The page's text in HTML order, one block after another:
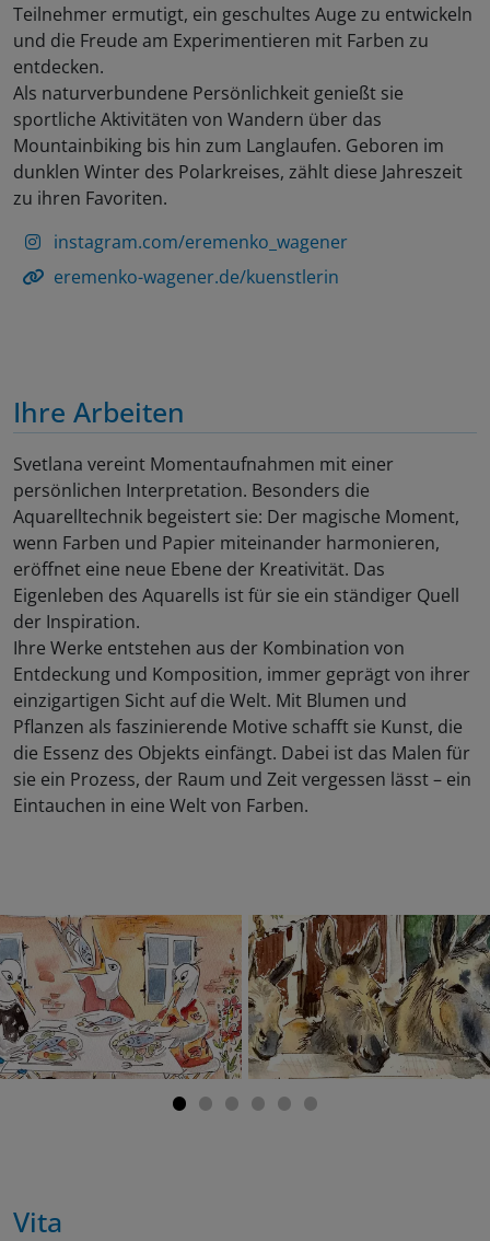
Teilnehmer ermutigt, ein geschultes Auge zu entwickeln
und die Freude am Experimentieren mit Farben zu
entdecken.
Als naturverbundene Persönlichkeit genießt sie
sportliche Aktivitäten von Wandern über das
Mountainbiking bis hin zum Langlaufen. Geboren im
dunklen Winter des Polarkreises, zählt diese Jahreszeit
zu ihren Favoriten.
instagram.com/eremenko_wagener
eremenko-wagener.de/kuenstlerin
Ihre Arbeiten
Svetlana vereint Momentaufnahmen mit einer
persönlichen Interpretation. Besonders die
Aquarelltechnik begeistert sie: Der magische Moment,
wenn Farben und Papier miteinander harmonieren,
eröffnet eine neue Ebene der Kreativität. Das
Eigenleben des Aquarells ist für sie ein ständiger Quell
der Inspiration.
Ihre Werke entstehen aus der Kombination von
Entdeckung und Komposition, immer geprägt von ihrer
einzigartigen Sicht auf die Welt. Mit Blumen und
Pflanzen als faszinierende Motive schafft sie Kunst, die
die Essenz des Objekts einfängt. Dabei ist das Malen für
sie ein Prozess, der Raum und Zeit vergessen lässt – ein
Eintauchen in eine Welt von Farben.
Vita